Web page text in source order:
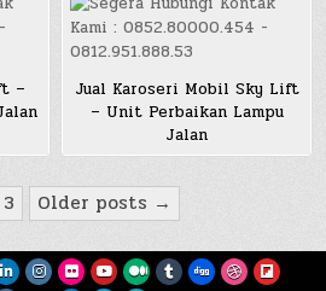
–
Jual Karoseri Mobil Sky Lift
– Unit Perbaikan Lampu
Jalan
3 Older posts →